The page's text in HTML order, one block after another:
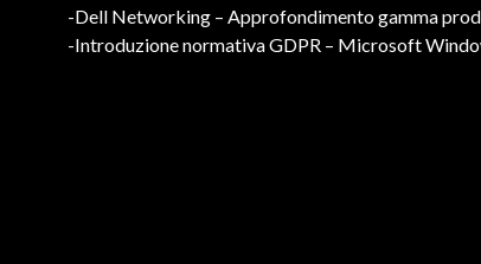
-Dell Networking – Approfondimento gamma
-Introduzione normativa GDPR – Microsoft